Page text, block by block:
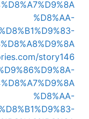
%D8%AA-
story146
%D8%AA-